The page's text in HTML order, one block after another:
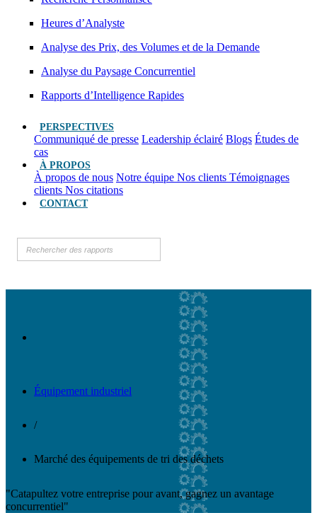
Heures d’Analyste
Analyse des Prix, des Volumes et de la Demande
Analyse du Paysage Concurrentiel
Rapports d’Intelligence Rapides
PERSPECTIVES
Communiqué de presse Leadership éclairé Blogs Études de
cas
À PROPOS
À propos de nous Notre équipe Nos clients Témoignages
clients Nos citations
CONTACT
Équipement industriel
/
Marché des équipements de tri des déchets
"Catapultez votre entreprise pour avant, gagnez un avantage
concurrentiel"